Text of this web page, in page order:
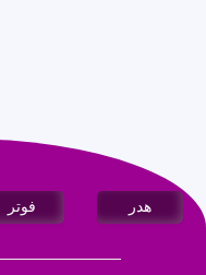
هدر فوتر